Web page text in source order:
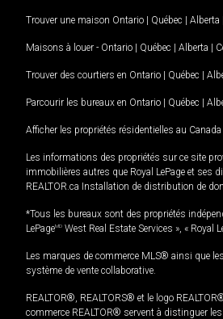
Trouver une maison Ontario | Québec | Alberta
Maisons à louer - Ontario | Québec | Alberta |
Trouver des courtiers en Ontario | Québec |
Parcourir les bureaux en Ontario | Québec |
Afficher les propriétés résidentielles au Canada
Les informations des propriétés sur ce site
immobilières autres que Royal LePage et ses
REALTOR.ca Installation de distribution de
*Tous les bureaux sont des propriétés
LePageMD West Real Estate Services », « Royal
Les marques de commerce MLS® ainsi que
système de vente collaborative.
REALTOR®, REALTORS® et le logo
commerce REALTOR® servent à distinguer